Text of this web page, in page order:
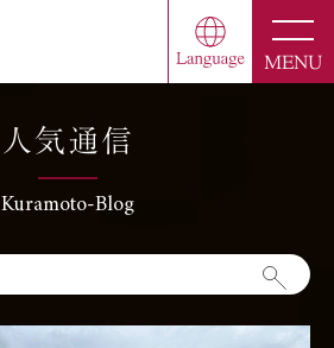
MENU
人気通信
Kuramoto-Blog